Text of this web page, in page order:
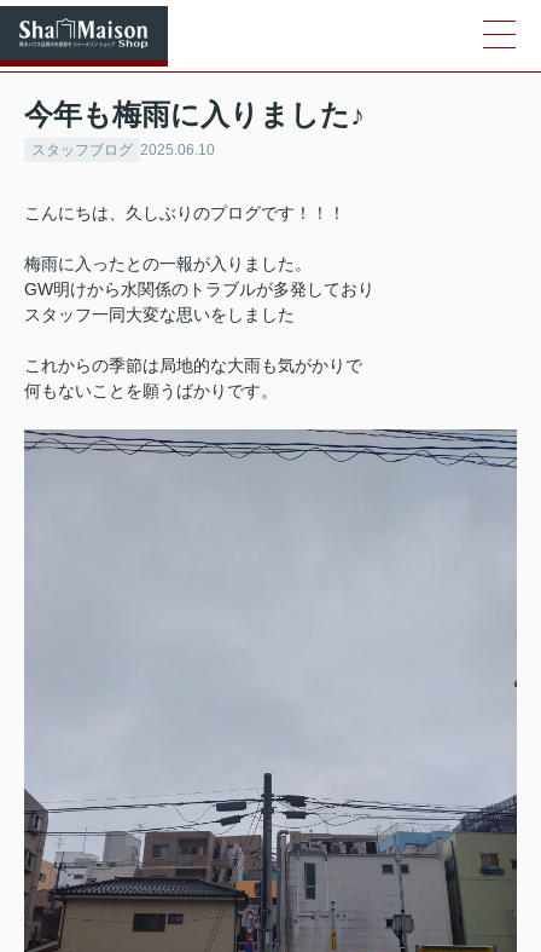
今年も梅雨に入りました♪
スタッフブログ 2025.06.10
こんにちは、久しぶりのプログです！！！
梅雨に入ったとの一報が入りました。
GW明けから水関係のトラブルが多発しており
スタッフ一同大変な思いをしました
これからの季節は局地的な大雨も気がかりで
何もないことを願うばかりです。